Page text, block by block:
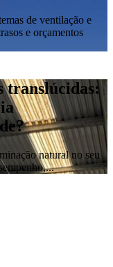
de ventilação e
e orçamentos
translúcidas:
natural no seu